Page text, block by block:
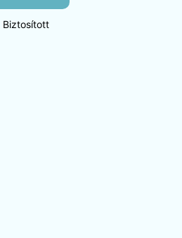
Biztosított